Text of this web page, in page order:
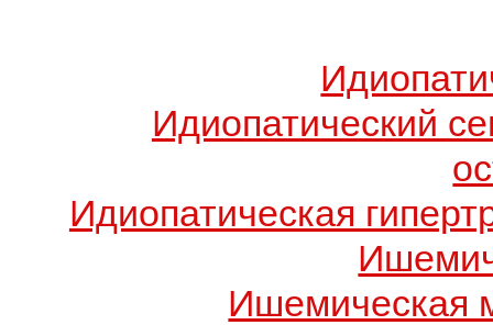
Идиопатический
Идиопатическая
Ишемическая